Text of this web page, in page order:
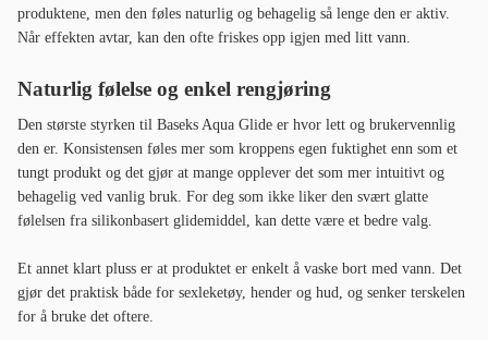
produktene, men den føles naturlig og behagelig så lenge den er aktiv.
Når effekten avtar, kan den ofte friskes opp igjen med litt vann.
Naturlig følelse og enkel rengjøring
Den største styrken til Baseks Aqua Glide er hvor lett og brukervennlig
den er. Konsistensen føles mer som kroppens egen fuktighet enn som et
tungt produkt og det gjør at mange opplever det som mer intuitivt og
behagelig ved vanlig bruk. For deg som ikke liker den svært glatte
følelsen fra silikonbasert glidemiddel, kan dette være et bedre valg.
Et annet klart pluss er at produktet er enkelt å vaske bort med vann. Det
gjør det praktisk både for sexleketøy, hender og hud, og senker terskelen
for å bruke det oftere.